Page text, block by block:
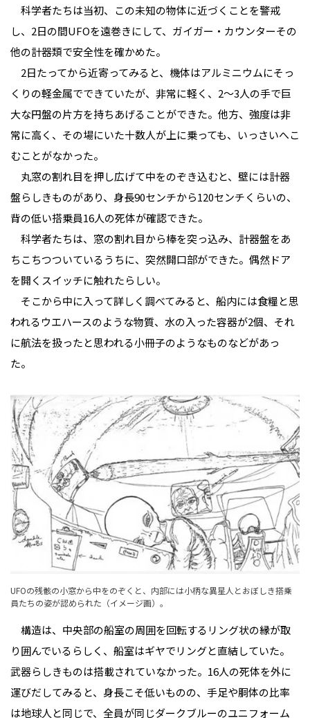
科学者たちは当初、この未知の物体に近づくことを警戒
し、2日の間UFOを遠巻きにして、ガイガー・カウンターその
他の計器類で安全性を確かめた。
2日たってから近寄ってみると、機体はアルミニウムにそっ
くりの軽金属でできていたが、非常に軽く、2～3人の手で巨
大な円盤の片方を持ちあげることができた。他方、強度は非
常に高く、その場にいた十数人が上に乗っても、いっさいへこ
むことがなかった。
丸窓の割れ目を押し広げて中をのぞき込むと、壁には計器
盤らしきものがあり、身長90センチから120センチくらいの、
背の低い搭乗員16人の死体が確認できた。
科学者たちは、窓の割れ目から棒を突っ込み、計器盤をあ
ちこちつついているうちに、突然開口部ができた。偶然ドア
を開くスイッチに触れたらしい。
そこから中に入って詳しく調べてみると、船内には食糧と思
われるウエハースのような物質、水の入った容器が2個、それ
に航法を扱ったと思われる小冊子のようなものなどがあっ
た。
UFOの残骸の小窓から中をのぞくと、内部には小柄な異星人とおぼしき搭乗
員たちの姿が認められた（イメージ画）。
構造は、中央部の船室の周囲を回転するリング状の縁が取
り囲んでいるらしく、船室はギヤでリングと直結していた。
武器らしきものは搭載されていなかった。16人の死体を外に
運びだしてみると、身長こそ低いものの、手足や胴体の比率
は地球人と同じで、全員が同じダークブルーのユニフォーム